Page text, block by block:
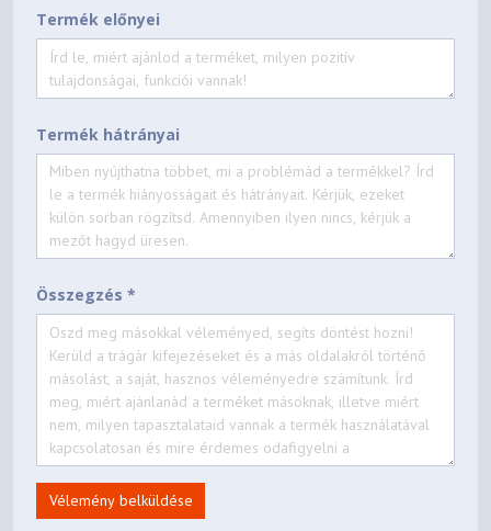
Termék előnyei
Termék hátrányai
Összegzés *
Vélemény belküldése